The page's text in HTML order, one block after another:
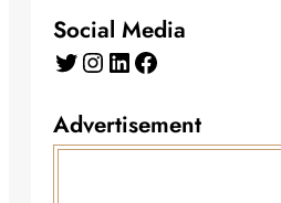
Social Media
Twitter Instagram LinkedIn Facebook
Advertisement